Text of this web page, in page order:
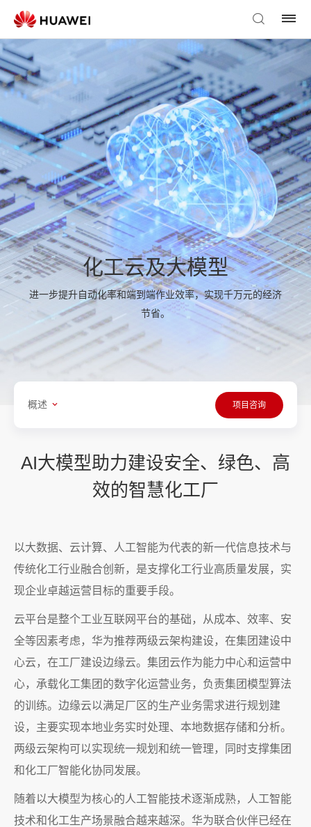
化工云及大模型
进一步提升自动化率和端到端作业效率，实现千万元的经济
节省。
概述 项目咨询
AI大模型助力建设安全、绿色、高
效的智慧化工厂
以大数据、云计算、人工智能为代表的新一代信息技术与
传统化工行业融合创新，是支撑化工行业高质量发展，实
现企业卓越运营目标的重要手段。
云平台是整个工业互联网平台的基础，从成本、效率、安
全等因素考虑，华为推荐两级云架构建设，在集团建设中
心云，在工厂建设边缘云。集团云作为能力中心和运营中
心，承载化工集团的数字化运营业务，负责集团模型算法
的训练。边缘云以满足厂区的生产业务需求进行规划建
设，主要实现本地业务实时处理、本地数据存储和分析。
两级云架构可以实现统一规划和统一管理，同时支撑集团
和化工厂智能化协同发展。
随着以大模型为核心的人工智能技术逐渐成熟，人工智能
技术和化工生产场景融合越来越深。华为联合伙伴已经在